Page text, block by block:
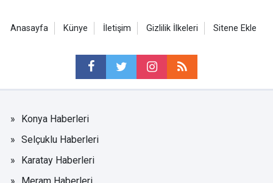
Anasayfa Künye İletişim Gizlilik İlkeleri Sitene Ekle
Konya Haberleri
Selçuklu Haberleri
Karatay Haberleri